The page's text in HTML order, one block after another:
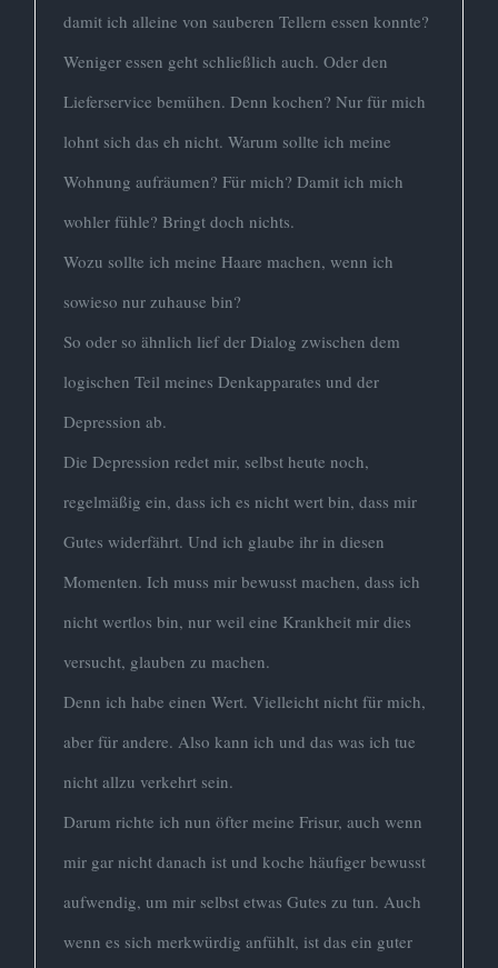
damit ich alleine von sauberen Tellern essen konnte?
Weniger essen geht schließlich auch. Oder den
Lieferservice bemühen. Denn kochen? Nur für mich
lohnt sich das eh nicht. Warum sollte ich meine
Wohnung aufräumen? Für mich? Damit ich mich
wohler fühle? Bringt doch nichts.
Wozu sollte ich meine Haare machen, wenn ich
sowieso nur zuhause bin?
So oder so ähnlich lief der Dialog zwischen dem
logischen Teil meines Denkapparates und der
Depression ab.
Die Depression redet mir, selbst heute noch,
regelmäßig ein, dass ich es nicht wert bin, dass mir
Gutes widerfährt. Und ich glaube ihr in diesen
Momenten. Ich muss mir bewusst machen, dass ich
nicht wertlos bin, nur weil eine Krankheit mir dies
versucht, glauben zu machen.
Denn ich habe einen Wert. Vielleicht nicht für mich,
aber für andere. Also kann ich und das was ich tue
nicht allzu verkehrt sein.
Darum richte ich nun öfter meine Frisur, auch wenn
mir gar nicht danach ist und koche häufiger bewusst
aufwendig, um mir selbst etwas Gutes zu tun. Auch
wenn es sich merkwürdig anfühlt, ist das ein guter